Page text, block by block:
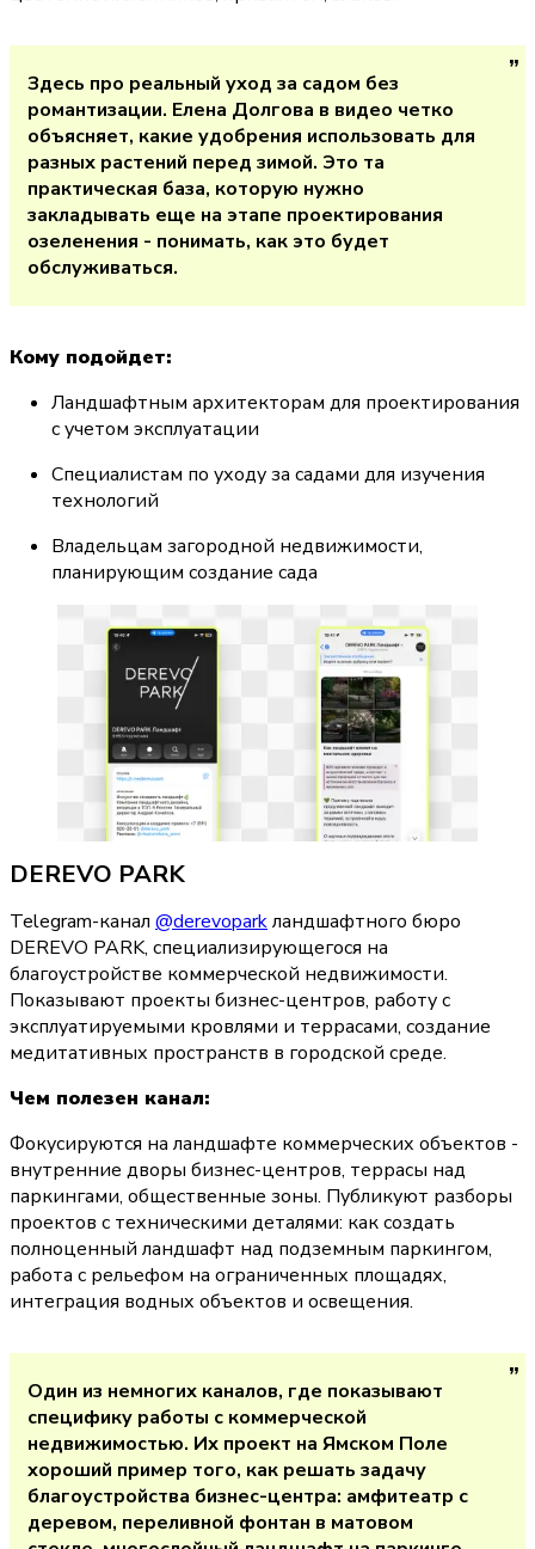
Здесь про реальный уход за садом без
романтизации. Елена Долгова в видео четко
объясняет, какие удобрения использовать для
разных растений перед зимой. Это та
практическая база, которую нужно
закладывать еще на этапе проектирования
озеленения - понимать, как это будет
обслуживаться.
Кому подойдет:
Ландшафтным архитекторам для проектирования
с учетом эксплуатации
Специалистам по уходу за садами для изучения
технологий
Владельцам загородной недвижимости,
планирующим создание сада
DEREVO PARK
Telegram-канал @derevopark ландшафтного бюро
DEREVO PARK, специализирующегося на
благоустройстве коммерческой недвижимости.
Показывают проекты бизнес-центров, работу с
эксплуатируемыми кровлями и террасами, создание
медитативных пространств в городской среде.
Чем полезен канал:
Фокусируются на ландшафте коммерческих объектов -
внутренние дворы бизнес-центров, террасы над
паркингами, общественные зоны. Публикуют разборы
проектов с техническими деталями: как создать
полноценный ландшафт над подземным паркингом,
работа с рельефом на ограниченных площадях,
интеграция водных объектов и освещения.
Один из немногих каналов, где показывают
специфику работы с коммерческой
недвижимостью. Их проект на Ямском Поле
хороший пример того, как решать задачу
благоустройства бизнес-центра: амфитеатр с
деревом, переливной фонтан в матовом